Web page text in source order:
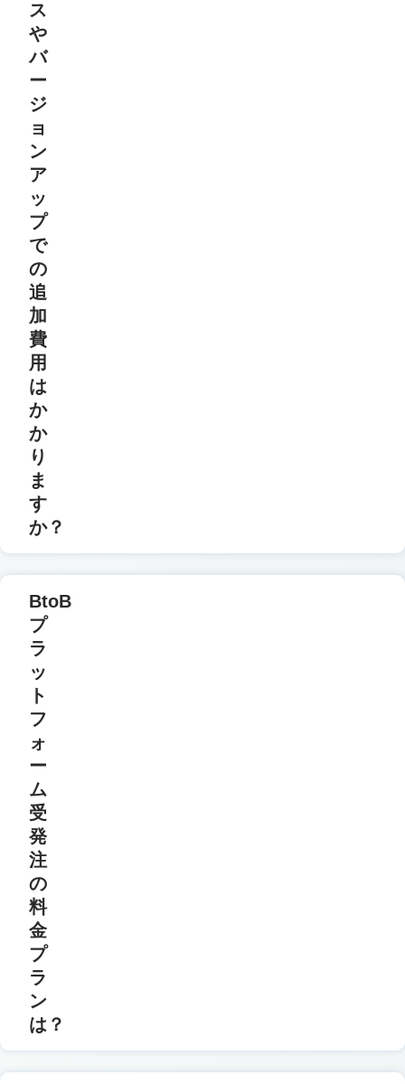
ス
や
バ
ー
ジ
ョ
ン
ア
ッ
プ
で
の
追
加
費
用
は
か
か
り
ま
す
か？
BtoB
プ
ラ
ッ
ト
フ
ォ
ー
ム
受
発
注
の
料
金
プ
ラ
ン
は？